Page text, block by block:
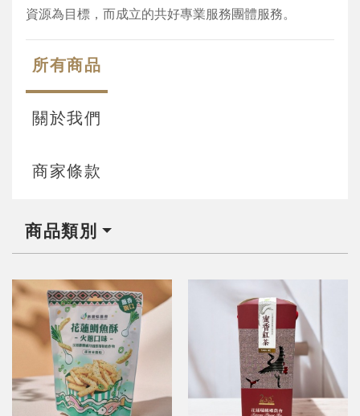
資源為目標，而成立的共好專業服務團體服務。
所有商品
關於我們
商家條款
商品類別